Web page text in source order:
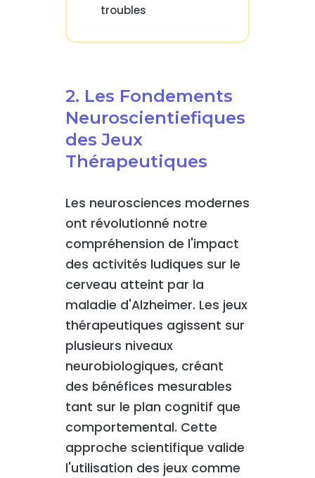
troubles
2. Les Fondements
Neuroscientiefiques
des Jeux
Thérapeutiques
Les neurosciences modernes
ont révolutionné notre
compréhension de l'impact
des activités ludiques sur le
cerveau atteint par la
maladie d'Alzheimer. Les jeux
thérapeutiques agissent sur
plusieurs niveaux
neurobiologiques, créant
des bénéfices mesurables
tant sur le plan cognitif que
comportemental. Cette
approche scientifique valide
l'utilisation des jeux comme